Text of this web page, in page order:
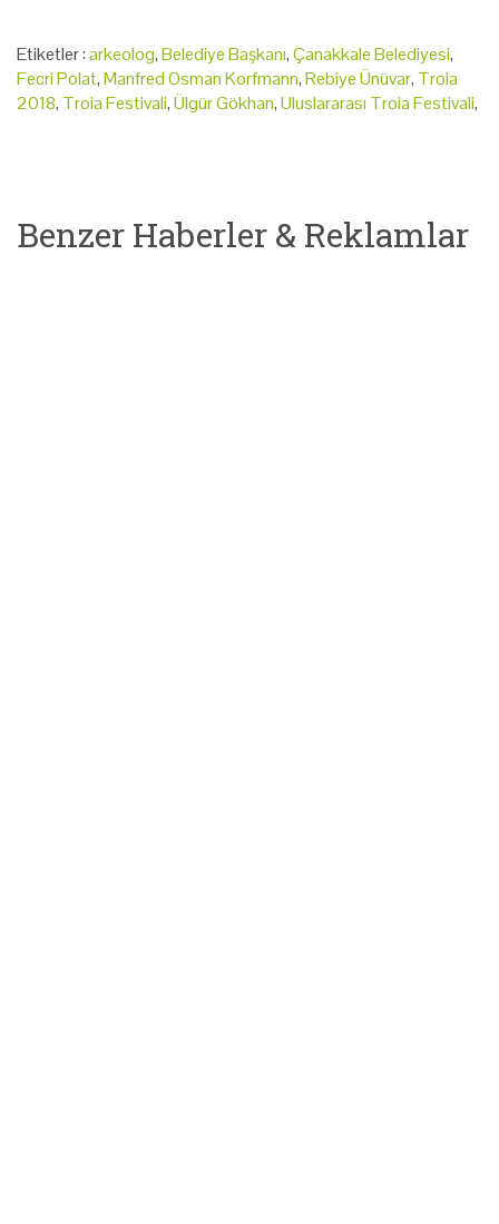
Etiketler :arkeolog,Belediye Başkanı,Çanakkale Belediyesi,
Fecri Polat,Manfred Osman Korfmann,Rebiye Ünüvar, Troia
2018, Troia Festivali,Ülgür Gökhan,Uluslararası Troia Festivali,
Benzer Haberler & Reklamlar